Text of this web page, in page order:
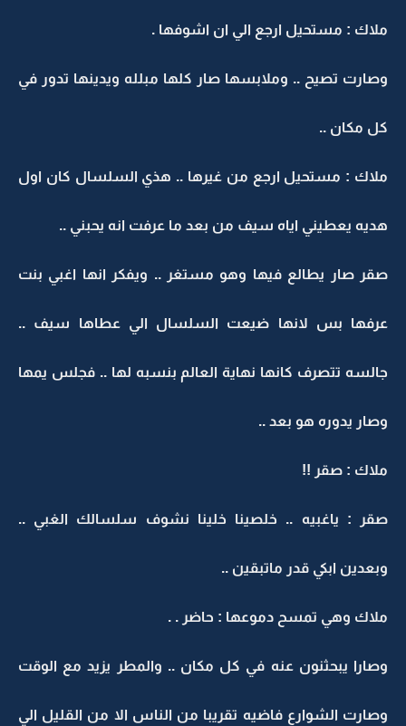
ملاك : مستحيل ارجع الي ان اشوفها .
وصارت تصيح .. وملابسها صار كلها مبلله ويدينها تدور في
كل مكان ..
ملاك : مستحيل ارجع من غيرها .. هذي السلسال كان اول
هديه يعطيني اياه سيف من بعد ما عرفت انه يحبني ..
صقر صار يطالع فيها وهو مستغر .. ويفكر انها اغبي بنت
عرفها بس لانها ضيعت السلسال الي عطاها سيف ..
جالسه تتصرف كانها نهاية العالم بنسبه لها .. فجلس يمها
وصار يدوره هو بعد ..
ملاك : صقر !!
صقر : ياغبيه .. خلصينا خلينا نشوف سلسالك الغبي ..
وبعدين ابكي قدر ماتبقين ..
ملاك وهي تمسح دموعها : حاضر . .
وصارا يبحثنون عنه في كل مكان .. والمطر يزيد مع الوقت
وصارت الشوارع فاضيه تقريبا من الناس الا من القليل الي